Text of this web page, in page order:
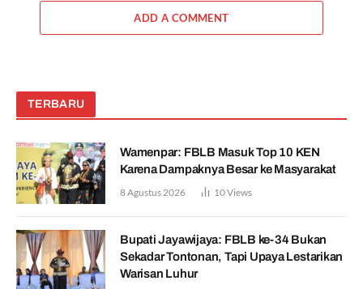
ADD A COMMENT
TERBARU
Wamenpar: FBLB Masuk Top 10 KEN
Karena Dampaknya Besar ke Masyarakat
8 Agustus 2026 10Views
Bupati Jayawijaya: FBLB ke-34 Bukan
Sekadar Tontonan, Tapi Upaya Lestarikan
Warisan Luhur